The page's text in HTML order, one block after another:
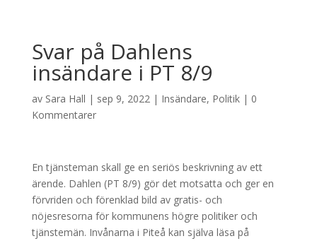
Svar på Dahlens
insändare i PT 8/9
av Sara Hall | sep 9, 2022| Insändare, Politik| 0
Kommentarer
En tjänsteman skall ge en seriös beskrivning av ett
ärende. Dahlen (PT 8/9) gör det motsatta och ger en
förvriden och förenklad bild av gratis- och
nöjesresorna för kommunens högre politiker och
tjänstemän. Invånarna i Piteå kan själva läsa på